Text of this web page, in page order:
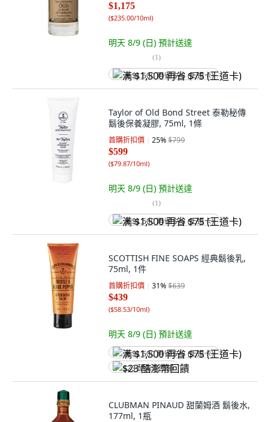
$1,175
($235.00/10ml)
明天 8/9 (日) 預計送達
(1)
满 $1,500 再省 $75 (王道卡)
Taylor of Old Bond Street 泰勒秘傳
鬍後保養凝膠, 75ml, 1條
首購折扣價 25%$799
$599
($79.87/10ml)
明天 8/9 (日) 預計送達
(1)
满 $1,500 再省 $75 (王道卡)
SCOTTISH FINE SOAPS 經典鬍後乳,
75ml, 1件
首購折扣價 31%$639
$439
($58.53/10ml)
明天 8/9 (日) 預計送達
满 $1,500 再省 $75 (王道卡)
$23 酷澎幣回饋
CLUBMAN PINAUD 甜蘭姆酒 鬍後水,
177ml, 1瓶